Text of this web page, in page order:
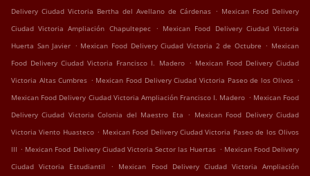
Delivery Ciudad Victoria Bertha del Avellano de Cárdenas . Mexican Food Delivery
Ciudad Victoria Ampliación Chapultepec . Mexican Food Delivery Ciudad Victoria
Huerta San Javier . Mexican Food Delivery Ciudad Victoria 2 de Octubre . Mexican
Food Delivery Ciudad Victoria Francisco I. Madero . Mexican Food Delivery Ciudad
Victoria Altas Cumbres . Mexican Food Delivery Ciudad Victoria Paseo de los Olivos .
Mexican Food Delivery Ciudad Victoria Ampliación Francisco I. Madero . Mexican Food
Delivery Ciudad Victoria Colonia del Maestro Eta . Mexican Food Delivery Ciudad
Victoria Viento Huasteco . Mexican Food Delivery Ciudad Victoria Paseo de los Olivos
III . Mexican Food Delivery Ciudad Victoria Sector las Huertas . Mexican Food Delivery
Ciudad Victoria Estudiantil
.
Mexican Food Delivery Ciudad Victoria Ampliación